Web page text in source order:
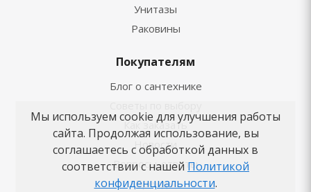
Унитазы
Раковины
Покупателям
Блог о сантехнике
Как заказать
Новости
Вопросы-ответы
Бренды
Мы используем cookie для улучшения работы
сайта. Продолжая использование, вы
соглашаетесь с обработкой данных в
соответствии с нашей Политикой
конфиденциальности.